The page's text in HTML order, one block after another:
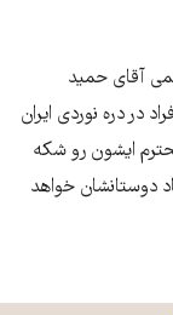
آقای حمید
در دره نوردی ایران
ایشون رو شکه
دوستانشان خواهد